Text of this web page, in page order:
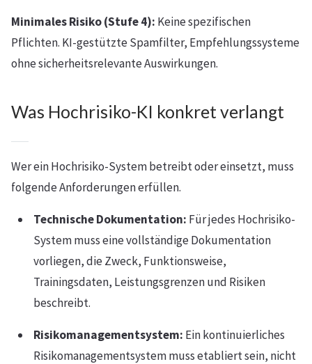
Minimales Risiko (Stufe 4): Keine spezifischen
Pflichten. KI-gestützte Spamfilter, Empfehlungssysteme
ohne sicherheitsrelevante Auswirkungen.
Was Hochrisiko-KI konkret verlangt
Wer ein Hochrisiko-System betreibt oder einsetzt, muss
folgende Anforderungen erfüllen.
Technische Dokumentation: Für jedes Hochrisiko-
System muss eine vollständige Dokumentation
vorliegen, die Zweck, Funktionsweise,
Trainingsdaten, Leistungsgrenzen und Risiken
beschreibt.
Risikomanagementsystem: Ein kontinuierliches
Risikomanagementsystem muss etabliert sein, nicht